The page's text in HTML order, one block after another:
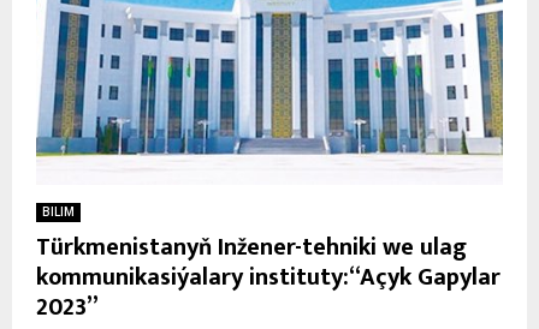
BILIM
Türkmenistanyň Inžener-tehniki we ulag
kommunikasiýalary instituty:“Açyk Gapylar
2023”